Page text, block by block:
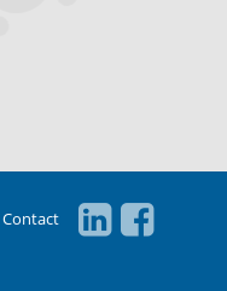
Contact